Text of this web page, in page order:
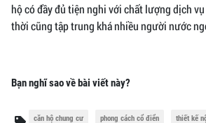
hộ có đầy đủ tiện nghi với chất lượng dịch
thời cũng tập trung khá nhiều người nước
Bạn nghĩ sao về bài viết này?
căn hộ chung cư phong cách cổ điển thiết kế